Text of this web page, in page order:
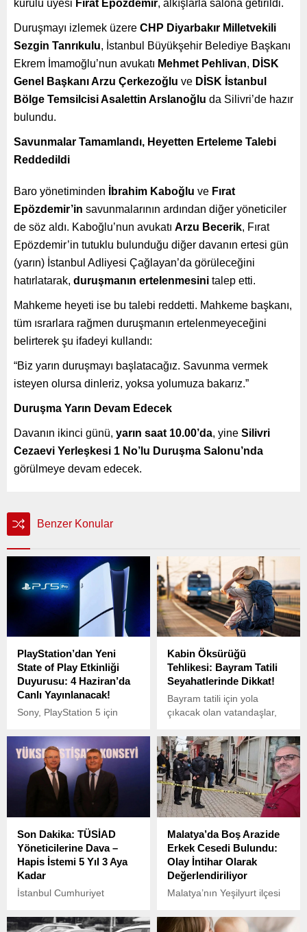
kurulu üyesi Fırat Epözdemir, alkışlarla salona getirildi.
Duruşmayı izlemek üzere CHP Diyarbakır Milletvekili
Sezgin Tanrıkulu, İstanbul Büyükşehir Belediye Başkanı
Ekrem İmamoğlu’nun avukatı Mehmet Pehlivan, DİSK
Genel Başkanı Arzu Çerkezoğlu ve DİSK İstanbul
Bölge Temsilcisi Asalettin Arslanoğlu da Silivri’de hazır
bulundu.
Savunmalar Tamamlandı, Heyetten Erteleme Talebi
Reddedildi
Baro yönetiminden İbrahim Kaboğlu ve Fırat
Epözdemir’in savunmalarının ardından diğer yöneticiler
de söz aldı. Kaboğlu’nun avukatı Arzu Becerik, Fırat
Epözdemir’in tutuklu bulunduğu diğer davanın ertesi gün
(yarın) İstanbul Adliyesi Çağlayan’da görüleceğini
hatırlatarak, duruşmanın ertelenmesini talep etti.
Mahkeme heyeti ise bu talebi reddetti. Mahkeme başkanı,
tüm ısrarlara rağmen duruşmanın ertelenmeyeceğini
belirterek şu ifadeyi kullandı:
“Biz yarın duruşmayı başlatacağız. Savunma vermek
isteyen olursa dinleriz, yoksa yolumuza bakarız.”
Duruşma Yarın Devam Edecek
Davanın ikinci günü, yarın saat 10.00’da, yine Silivri
Cezaevi Yerleşkesi 1 No’lu Duruşma Salonu’nda
görülmeye devam edecek.
Benzer Konular
PlayStation’dan Yeni
State of Play Etkinliği
Duyurusu: 4 Haziran’da
Canlı Yayınlanacak!
Sony, PlayStation 5 için
güncellemelerin tanıtılacağı
State of Play etkinliğini
resmen duyurdu. Türkiye
saatiyle 4 Haziran saat
23:59’dan sonra başlayacak
Kabin Öksürüğü
Tehlikesi: Bayram Tatili
Seyahatlerinde Dikkat!
Bayram tatili için yola
çıkacak olan vatandaşlar,
seyahat hastalığı riskine
karşı uyarıldı.
Son Dakika: TÜSİAD
Yöneticilerine Dava –
Hapis İstemi 5 Yıl 3 Aya
Kadar
İstanbul Cumhuriyet
Sanayicileri ve İş İnsanları
Malatya’da Boş Arazide
Erkek Cesedi Bulundu:
Olay İntihar Olarak
Değerlendiriliyor
Malatya’nın Yeşilyurt ilçesi
sabah saatlerinde korkunç